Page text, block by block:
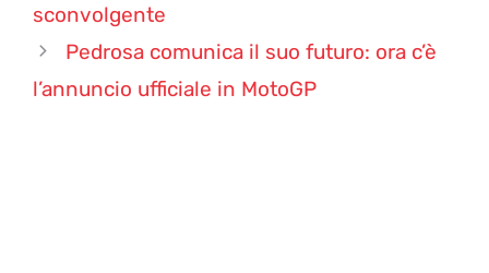
sconvolgente
Pedrosa comunica il suo futuro: ora c’è
l’annuncio ufficiale in MotoGP